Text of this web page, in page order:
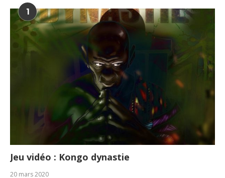
1
Jeu vidéo : Kongo dynastie
20 mars 2020